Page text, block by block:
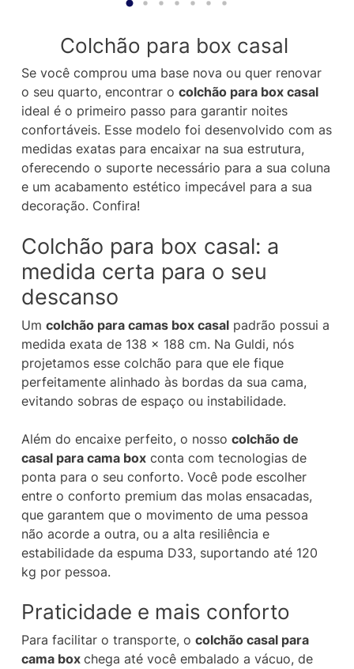
Colchão para box casal
Se você comprou uma base nova ou quer renovar
o seu quarto, encontrar o colchão para box casal
ideal é o primeiro passo para garantir noites
confortáveis. Esse modelo foi desenvolvido com as
medidas exatas para encaixar na sua estrutura,
oferecendo o suporte necessário para a sua coluna
e um acabamento estético impecável para a sua
decoração. Confira!
Colchão para box casal: a
medida certa para o seu
descanso
Um colchão para camas box casalpadrão possui a
medida exata de 138 x 188 cm. Na Guldi, nós
projetamos esse colchão para que ele fique
perfeitamente alinhado às bordas da sua cama,
evitando sobras de espaço ou instabilidade.
Além do encaixe perfeito, o nosso colchão de
casal para cama boxconta com tecnologias de
ponta para o seu conforto. Você pode escolher
entre o conforto premium das molas ensacadas,
que garantem que o movimento de uma pessoa
não acorde a outra, ou a alta resiliência e
estabilidade da espuma D33, suportando até 120
kg por pessoa.
Praticidade e mais conforto
Para facilitar o transporte, o colchão casal para
cama box chega até você embalado a vácuo, de